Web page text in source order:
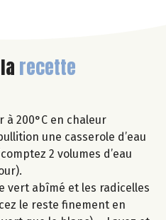
recette
200°C en chaleur
une casserole d’eau
2 volumes d’eau
le vert abîmé et les radicelles
le reste finement en